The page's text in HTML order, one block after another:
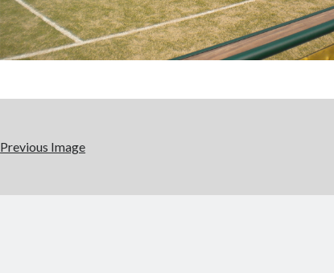
Previous Image